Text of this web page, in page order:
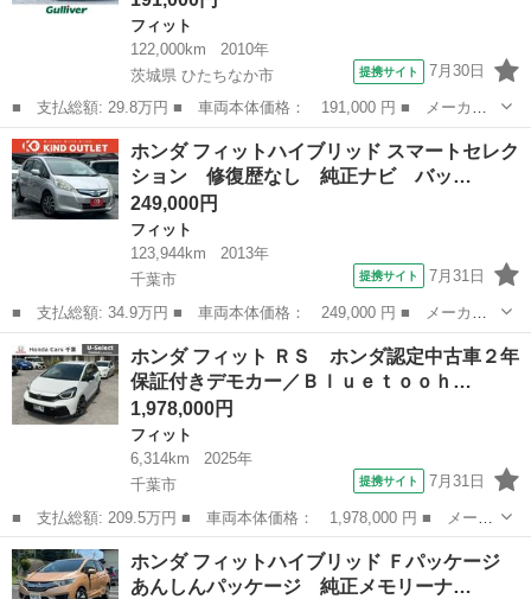
フィット
122,000km
2010年
茨城県 ひたちなか市
提携サイト 7月30日
■ 支払総額: 29.8万円 ■ 車両本体価格： 191,000 円 ■ メーカー
名： ホンダ ■ 車種名： フィット ■ グレード名： Ｇ ナビＶ
ＸＭ－１８８Ｖｓ ＤＶＤ ワンセグＴＶ ＥＴＣ ＵＳＢ リアプ
ライバシーガ...
茨城 ひたちなか市 フィット
ホンダ フィットハイブリッド スマートセレク
ション 修復歴なし 純正ナビ バッ…
249,000円
フィット
123,944km
2013年
千葉市
提携サイト 7月31日
■ 支払総額: 34.9万円 ■ 車両本体価格： 249,000 円 ■ メーカー
名： ホンダ ■ 車種名： フィットハイブリッド ■ グレード
名： スマートセレクション 修復歴なし 純正ナビ バックカメ
ラ スマートキー ...
千葉 千葉市 フィット
ホンダ フィット ＲＳ ホンダ認定中古車２年
保証付きデモカー／Ｂｌｕｅｔｏｏｈ…
1,978,000円
フィット
6,314km
2025年
千葉市
提携サイト 7月31日
■ 支払総額: 209.5万円 ■ 車両本体価格： 1,978,000 円 ■ メーカ
ー名： ホンダ ■ 車種名： フィット ■ グレード名： ＲＳ ホ
ンダ認定中古車２年保証付きデモカー／Ｂｌｕｅｔｏｏｈ／ＵＳＢポ
ート／地...
千葉 千葉市 フィット
ホンダ フィットハイブリッド Ｆパッケージ
あんしんパッケージ 純正メモリーナ…